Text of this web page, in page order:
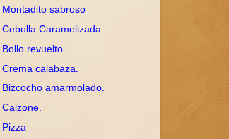
Montadito sabroso
Cebolla Caramelizada
Bollo revuelto.
Crema calabaza.
Bizcocho amarmolado.
Calzone.
Pizza